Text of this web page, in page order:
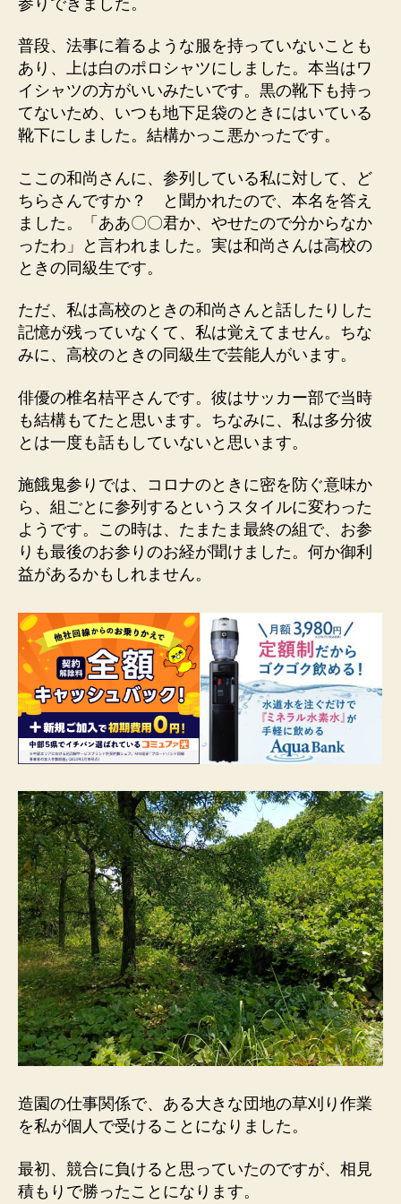
普段、法事に着るような服を持っていないことも
あり、上は白のポロシャツにしました。本当はワ
イシャツの方がいいみたいです。黒の靴下も持っ
てないため、いつも地下足袋のときにはいている
靴下にしました。結構かっこ悪かったです。
ここの和尚さんに、参列している私に対して、ど
ちらさんですか？ と聞かれたので、本名を答え
ました。「ああ〇〇君か、やせたので分からなか
ったわ」と言われました。実は和尚さんは高校の
ときの同級生です。
ただ、私は高校のときの和尚さんと話したりした
記憶が残っていなくて、私は覚えてません。ちな
みに、高校のときの同級生で芸能人がいます。
俳優の椎名桔平さんです。彼はサッカー部で当時
も結構もてたと思います。ちなみに、私は多分彼
とは一度も話もしていないと思います。
施餓鬼参りでは、コロナのときに密を防ぐ意味か
ら、組ごとに参列するというスタイルに変わった
ようです。この時は、たまたま最終の組で、お参
りも最後のお参りのお経が聞けました。何か御利
益があるかもしれません。
造園の仕事関係で、ある大きな団地の草刈り作業
を私が個人で受けることになりました。
最初、競合に負けると思っていたのですが、相見
積もりで勝ったことになります。